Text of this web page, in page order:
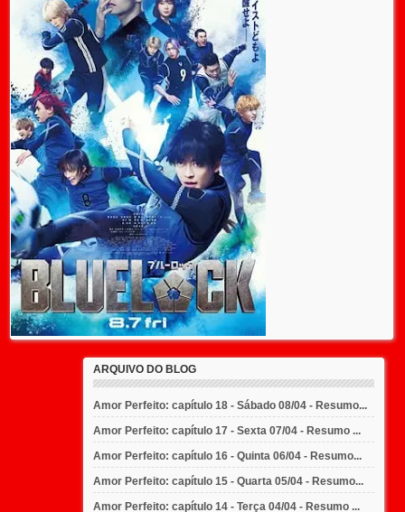
ARQUIVO DO BLOG
Amor Perfeito: capítulo 18 - Sábado 08/04 - Resumo...
Amor Perfeito: capítulo 17 - Sexta 07/04 - Resumo ...
Amor Perfeito: capítulo 16 - Quinta 06/04 - Resumo...
Amor Perfeito: capítulo 15 - Quarta 05/04 - Resumo...
Amor Perfeito: capítulo 14 - Terça 04/04 - Resumo ...